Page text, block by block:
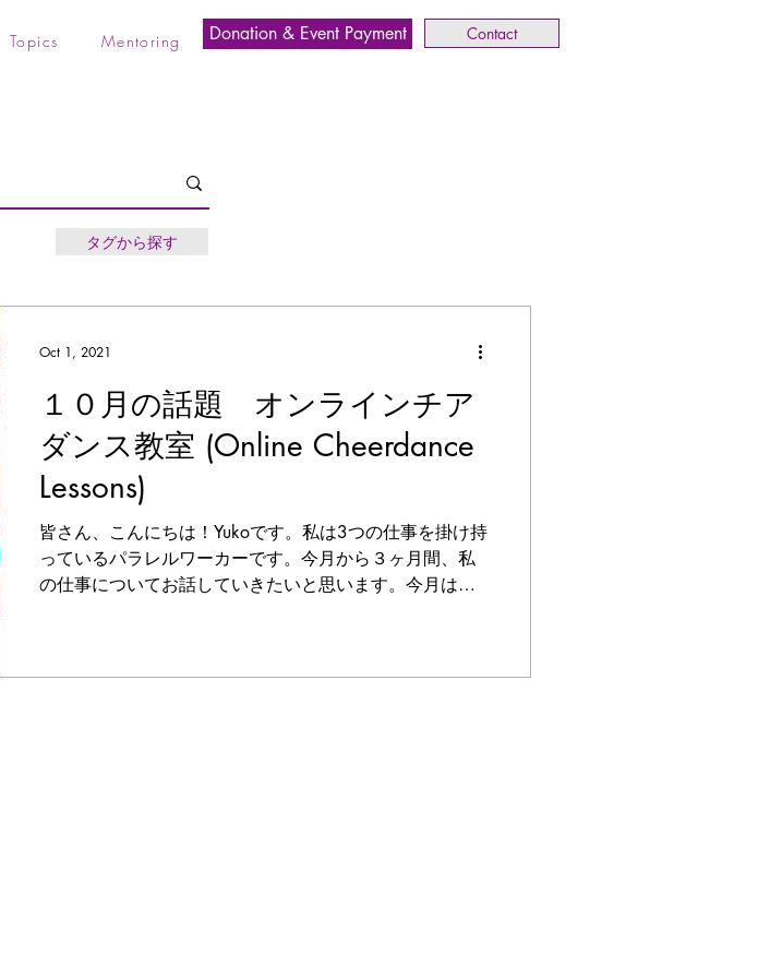
Topics Mentoring Donation & Event Payment Contact
タグから探す
１０月の話題 オンラインチア
ダンス教室 (Online Cheerdance
Lessons)
皆さん、こんにちは！Yukoです。私は3つの仕事を掛け持
っているパラレルワーカーです。今月から３ヶ月間、私
の仕事についてお話していきたいと思います。今月は、
Oct 1, 2021